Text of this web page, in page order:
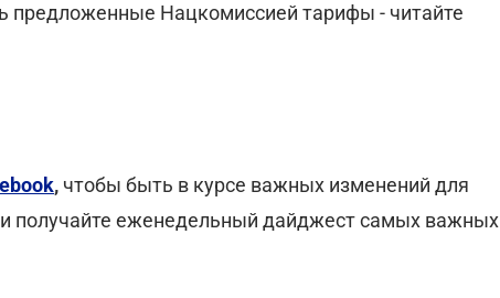
предложенные Нацкомиссией тарифы - читайте
, чтобы быть в курсе важных изменений для
и получайте еженедельный дайджест самых важных